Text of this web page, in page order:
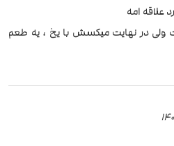
علاقه امه
در نهایت میکسش با یخ ، یه طعم